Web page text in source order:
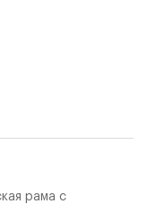
рама с